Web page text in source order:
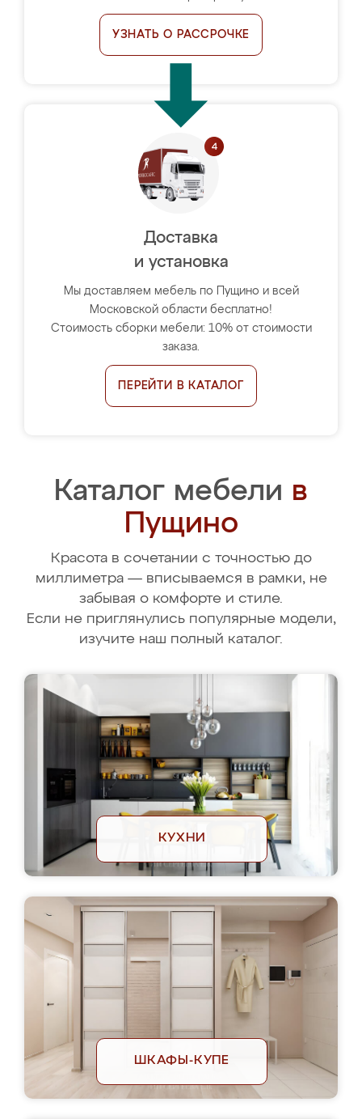
УЗНАТЬ О РАССРОЧКЕ
Доставка
и установка
Мы доставляем мебель по Пущино и всей
Московской области бесплатно!
Стоимость сборки мебели: 10% от стоимости
заказа.
ПЕРЕЙТИ В КАТАЛОГ
Каталог мебели в
Пущино
Красота в сочетании с точностью до
миллиметра — вписываемся в рамки, не
забывая о комфорте и стиле.
Если не приглянулись популярные модели,
изучите наш полный каталог.
КУХНИ
ШКАФЫ-КУПЕ